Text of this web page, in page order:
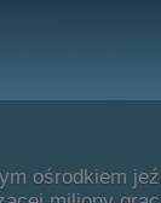
ośrodkiem